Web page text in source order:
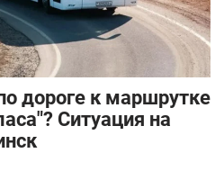
дороге к маршрутке
Ситуация на